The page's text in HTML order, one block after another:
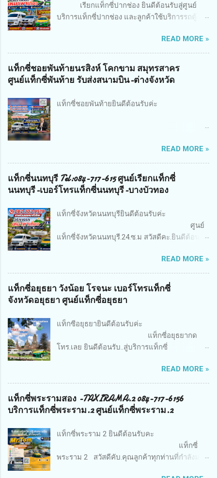
เรียกแท็กซี่ปากช่อง ยินดีต้อนรับสู่ศูนย์
บริการแท็กซี่ปากช่อง และลูกค้าใช้บริการรถตู้
ทุกท่านเข้าสู่บริการเรียกรถแท็กซี่และบริการเช่า
รถตู้-แท็กซี่.อำเภอปากช่อง ผ่านทางเว็บไซค์
ออนไลน์24.ชม ทีมงานยินดีให้บริการท่านด้วย
ความเต็มใจทางเรามีทั้งรถแท็กซี่ 4ที่นั่ง รถขนาด7
มูซีน มีทีมงานสมาชิกให้บริการทุกๆพื้นที่ โดยคน
ไม่ต้องรอรถนานๆ ทางทีมงานมีบริการหลายรูป
เข้า ส่งออก สนามบินดอนเมือง สนามบิน
สุวรรณภูมิ บริการเหมารถไปต่างจังหวัด ทำทัวร์
ขับในพื้นที่ รถพื้นท...
READ MORE »
แท็กซี่ชอยพันท้ายนรสิงห์ โคกขาม สมุทรสาคร
ศูนย์แท็กซี่พันท้าย รับส่งสนามบิน-ต่างจังหวัด
แท็กซี่ชอยพันท้ายยินดีต้อนรับค่ะ
ยินดีต้อนรับ..สู่บริการ แท็กซี่ พันท้าย และ ลูกค้า
ใช้บริการ เช่า-เหมารถตู้ พันท้าย และพื้นที่ใกล้
เคียงคับ ยินดีต้อนรับทุ...
READ MORE »
แท็กซี่นนทบุรี Tel:084-717-615 ศูนย์เรียกแท็กซี่
นนทบุรี-เบอร์โทรแท็กซี่นนทบุรี-บางบัวทอง
แท็กซี่จังหวัดนนทบุรียินดีต้อนรับค่ะ
ศูนย์
แท็กซี่จังหวัดนนทบุรี.24.ซ.ม สวัสดีคะ.ยินดีต้อนรับ
รถตู้ นนทบุรี และพื้นที่ใกล้เคียงคับ ยินดีต้อนรับ
ทุกท่านเข้าสู่บริการเรียกรถแท็กซี่และบริการเช่า
รถตู้-แท็กซี่ นนทบุรี ผ่านทางเว็บไซค์
ออนไลน์24.ชม ทีมงานยินดีให้บริการท่านด้วย
ความเต็มใจทางเรามีทั้งรถแท็กซี่ 4ที่นั่ง รถขนาด7
ที่นั่ง รถตู้vip3แถวvip4แถว รถไพรเวทป้ายดำ รถลี
มูซีน มีทีมงานสมาชิกให้บริการทุกๆพื้นที่ โดยคน
ขับรถชำนานพื้นที่และคนขับยังมีที่พักอาศัยอยู่ใน
พื้นที่ด้วยคับ จึงทำให้การให้บริการของเรา
สามารถให้บริการท่านได้อย่าง รวดเร็วโดยที่ท่าน
หรือ...
READ MORE »
แท็กซี่อยุธยา วังน้อย โรจนะ เบอร์โทรแท็กซี่
จังหวัดอยุธยา ศูนย์แท็กซี่อยุธยา
แท็กซีอยุธยายินดีต้อนรับค่ะ
แท็กซี่อยุธยากด
โทร.เลย ยินดีต้อนรับ..สู่บริการแท็กซี่
อยุธยา/เหมาแท็กซี่อยุธยายา/จองแท็กซี่อยุธยา/
เรียกใช้แท็กซี่อยุธยา/หารถแท็กซี่ในจังหวัด
พระนครศรีอยุธยา / 24.ซั่วโมง บริการรับส่งสนาม
บิน/บริการรับส่งสถานที่ท่องเที่ยวในตัวเมืองหรือ
จังหวัดพระนครศรีอยุธยา บริการรับส่งต่างจังหวัด
ทั่วไทย 24 ชั่วโมง รถใหม่สะอาดปลอดภัยคนขับ
สุภาพเรียบร้อย คอยสแตนบายให้บริการลูกค้าใน
จังหวัดพระนครศรีอยุธยา ไม่ว่าจะดึกดื่นแค่ไหน
ตามทีมงานเราก็มีรถไปรับถึงหน้าบ้าน หายห่วง
เรื่องความปลอดภัยทั้งทีมงานเราเป็นมืออาชีพคน
READ MORE »
แท็กซี่พระรามสอง -TAXIRAMA.2 084-717-6156
บริการแท็กซี่พระราม.2 ศูนย์แท็กซี่พระราม.2
แท็กซี่พระราม 2 ยินดีต้อนรับคะ
แท็กซี่
พระราม 2 สวัสดีคับ.คุณลูกค้าทุกท่านที่กำลังมอง